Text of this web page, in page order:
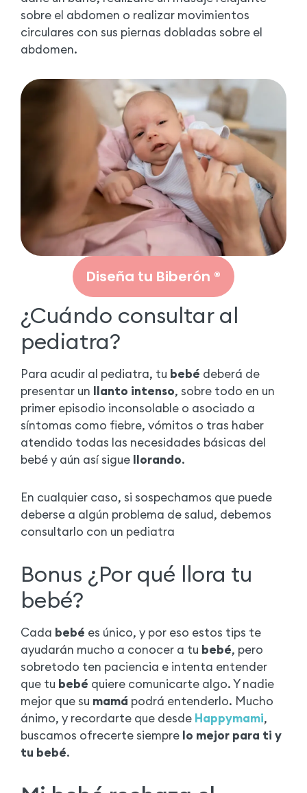
sobre el abdomen o realizar movimientos
circulares con sus piernas dobladas sobre el
abdomen.
Diseña tu Biberón ®
¿Cuándo consultar al
pediatra?
Para acudir al pediatra, tu bebé deberá de
presentar un llanto intenso, sobre todo en un
primer episodio inconsolable o asociado a
síntomas como fiebre, vómitos o tras haber
atendido todas las necesidades básicas del
bebé y aún así sigue llorando.
En cualquier caso, si sospechamos que puede
deberse a algún problema de salud, debemos
consultarlo con un pediatra
Bonus ¿Por qué llora tu
bebé?
Cada bebé es único, y por eso estos tips te
ayudarán mucho a conocer a tu bebé, pero
sobretodo ten paciencia e intenta entender
que tu bebé quiere comunicarte algo. Y nadie
mejor que su mamá podrá entenderlo. Mucho
ánimo, y recordarte que desde Happymami,
buscamos ofrecerte siempre lo mejor para ti y
tu bebé.